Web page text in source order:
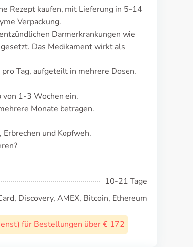
Rezept kaufen, mit Lieferung in 5–14
Verpackung.
Darmerkrankungen wie
Das Medikament wirkt als
Tag, aufgeteilt in mehrere Dosen.
1-3 Wochen ein.
Monate betragen.
und Kopfweh.
10-21 Tage
Discovery, AMEX, Bitcoin, Ethereum
für Bestellungen über € 172